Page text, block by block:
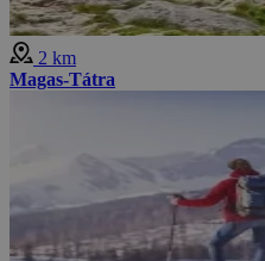
2 km
Magas-Tátra